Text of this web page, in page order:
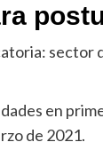
sector
en
de 2021.